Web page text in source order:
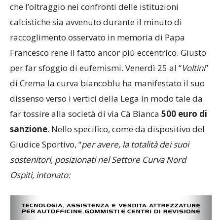
che l’oltraggio nei confronti delle istituzioni
calcistiche sia avvenuto durante il minuto di
raccoglimento osservato in memoria di Papa
Francesco rene il fatto ancor più eccentrico. Giusto
per far sfoggio di eufemismi. Venerdì 25 al “Voltini”
di Crema la curva biancoblu ha manifestato il suo
dissenso verso i vertici della Lega in modo tale da
far tossire alla società di via Cà Bianca 500 euro di
sanzione. Nello specifico, come da dispositivo del
Giudice Sportivo, “per avere, la totalità dei suoi
sostenitori, posizionati nel Settore Curva Nord
Ospiti, intonato: